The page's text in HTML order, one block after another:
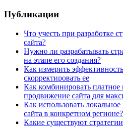
Публикации
Что учесть при разработке
сайта?
Нужно ли разрабатывать
на этапе его создания?
Как измерить
скорректировать ее
Как комбинировать платное
продвижение сайта для
Как использовать
сайта в конкретном регионе?
Какие существуют